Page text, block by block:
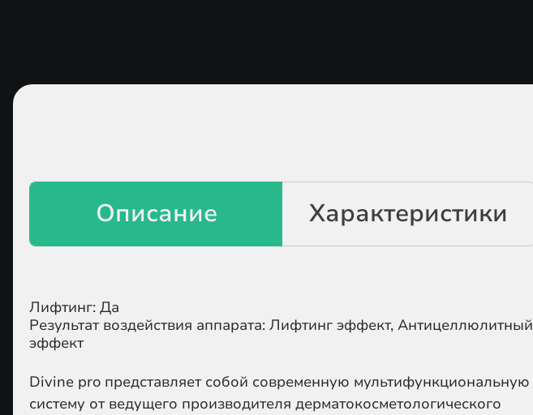
Лифтинг: Да
Результат воздействия аппарата: Лифтинг эффект, Антицеллюлитный
эффект
Divine pro представляет собой современную мультифункциональную
систему от ведущего производителя дерматокосметологического